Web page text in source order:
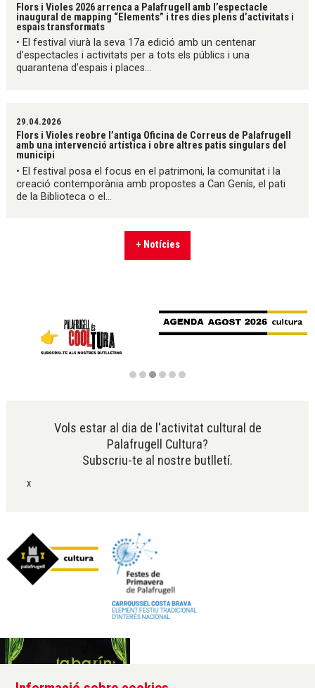
Flors i Violes 2026 arrenca a Palafrugell amb l’espectacle
inaugural de mapping “Elements” i tres dies plens d’activitats i
espais transformats
• El festival viurà la seva 17a edició amb un centenar
d’espectacles i activitats per a tots els públics i una
quarantena d’espais i places...
29.04.2026
Flors i Violes reobre l’antiga Oficina de Correus de Palafrugell
amb una intervenció artística i obre altres patis singulars del
municipi
• El festival posa el focus en el patrimoni, la comunitat i la
creació contemporània amb propostes a Can Genís, el pati
de la Biblioteca o el...
+ Notícies
Vols estar al dia de l'activitat cultural de
Palafrugell Cultura?
Subscriu-te al nostre butlletí.
x